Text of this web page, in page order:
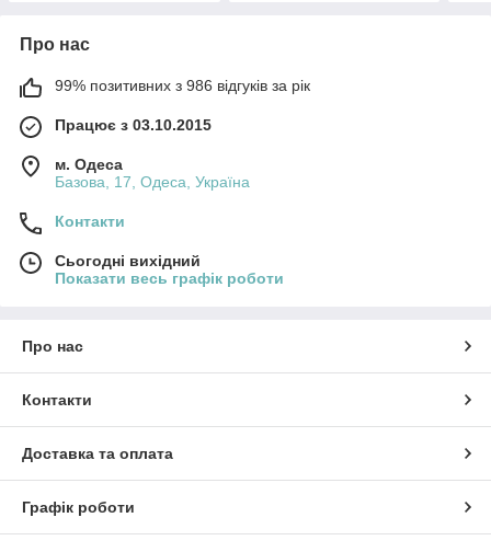
Про нас
99% позитивних з 986 відгуків за рік
Працює з 03.10.2015
м. Одеса
Базова, 17, Одеса, Україна
Контакти
Сьогодні вихідний
Показати весь графік роботи
Про нас
Контакти
Доставка та оплата
Графік роботи